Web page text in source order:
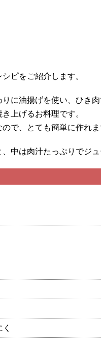
ピをご紹介します。
に油揚げを使い、ひき
上げるお料理です。
で、とても簡単に作れま
中は肉汁たっぷりでジュ